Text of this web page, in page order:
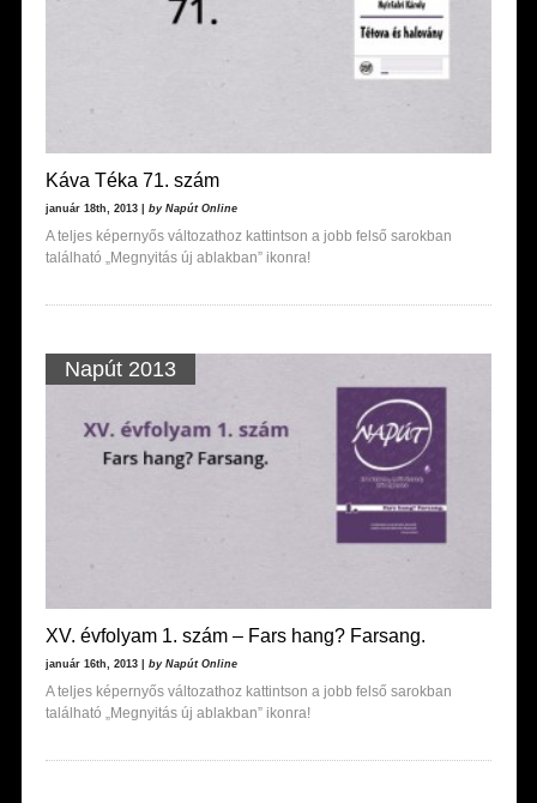
Káva Téka 71. szám
január 18th, 2013 | by Napút Online
A teljes képernyős változathoz kattintson a jobb felső sarokban
található „Megnyitás új ablakban” ikonra!
Napút 2013
XV. évfolyam 1. szám – Fars hang? Farsang.
január 16th, 2013 | by Napút Online
A teljes képernyős változathoz kattintson a jobb felső sarokban
található „Megnyitás új ablakban” ikonra!